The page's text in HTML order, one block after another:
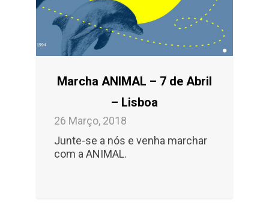
Marcha ANIMAL – 7 de Abril
– Lisboa
26 Março, 2018
Junte-se a nós e venha marchar
com a ANIMAL.